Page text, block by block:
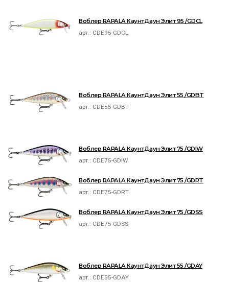
Воблер RAPALA КаунтДаун Элит 95 /GDCL
арт.: CDE95-GDCL
Воблер RAPALA КаунтДаун Элит 55 /GDBT
арт.: CDE55-GDBT
Воблер RAPALA КаунтДаун Элит 75 /GDIW
арт.: CDE75-GDIW
Воблер RAPALA КаунтДаун Элит 75 /GDRT
арт.: CDE75-GDRT
Воблер RAPALA КаунтДаун Элит 75 /GDSS
арт.: CDE75-GDSS
Воблер RAPALA КаунтДаун Элит 55 /GDAY
арт.: CDE55-GDAY